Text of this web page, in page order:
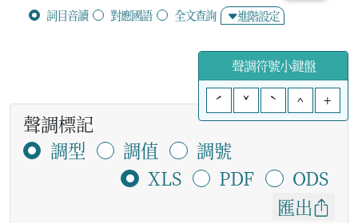
詞目音讀 對應國語 全文查詢 進階設定
聲調符號小鍵盤
ˊ
ˇ ˋ ^ +
聲調標記
調型
調值
調號
XLS
PDF
ODS
匯出